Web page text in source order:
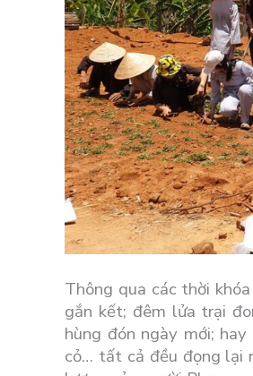
Thông qua các thời
gắn kết; đêm lửa trại
hùng đón ngày mới;
cỏ… tất cả đều đọng lại